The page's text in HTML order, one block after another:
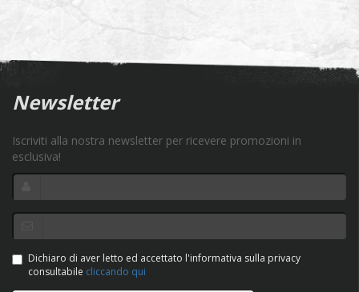
Newsletter
Iscriviti alla nostra newsletter per ricevere promozioni in
esclusiva!
Dichiaro di aver letto ed accettato l'informativa sulla privacy
consultabile cliccando qui